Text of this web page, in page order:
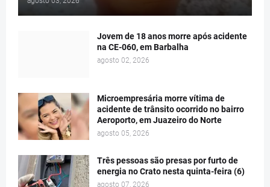
Jovem de 18 anos morre após acidente
na CE-060, em Barbalha
agosto 02, 2026
Microempresária morre vítima de
acidente de trânsito ocorrido no bairro
Aeroporto, em Juazeiro do Norte
agosto 05, 2026
Três pessoas são presas por furto de
energia no Crato nesta quinta-feira (6)
agosto 07, 2026